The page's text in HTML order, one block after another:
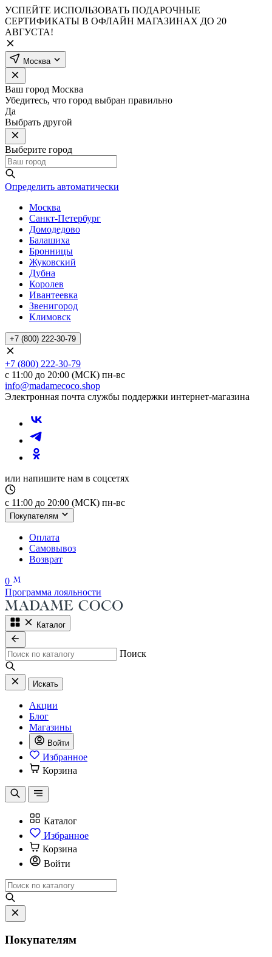
УСПЕЙТЕ ИСПОЛЬЗОВАТЬ ПОДАРОЧНЫЕ
СЕРТИФИКАТЫ В ОФЛАЙН МАГАЗИНАХ ДО 20
АВГУСТА!
Москва
Ваш город Москва
Убедитесь, что город выбран правильно
Да
Выбрать другой
Выберите город
Определить автоматически
Москва
Санкт-Петербург
Домодедово
Балашиха
Бронницы
Жуковский
Дубна
Королев
Ивантеевка
Звенигород
Климовск
+7 (800) 222-30-79
+7 (800) 222-30-79
с 11:00 до 20:00 (МСК) пн-вс
info@madamecoco.shop
Электронная почта службы поддержки интернет-магазина
или напишите нам в соцсетях
с 11:00 до 20:00 (МСК) пн-вс
Покупателям
Оплата
Самовывоз
Возврат
0
Программа лояльности
Каталог
Поиск
Искать
Акции
Блог
Магазины
Войти
Избранное
Корзина
Каталог
Избранное
Корзина
Войти
Покупателям